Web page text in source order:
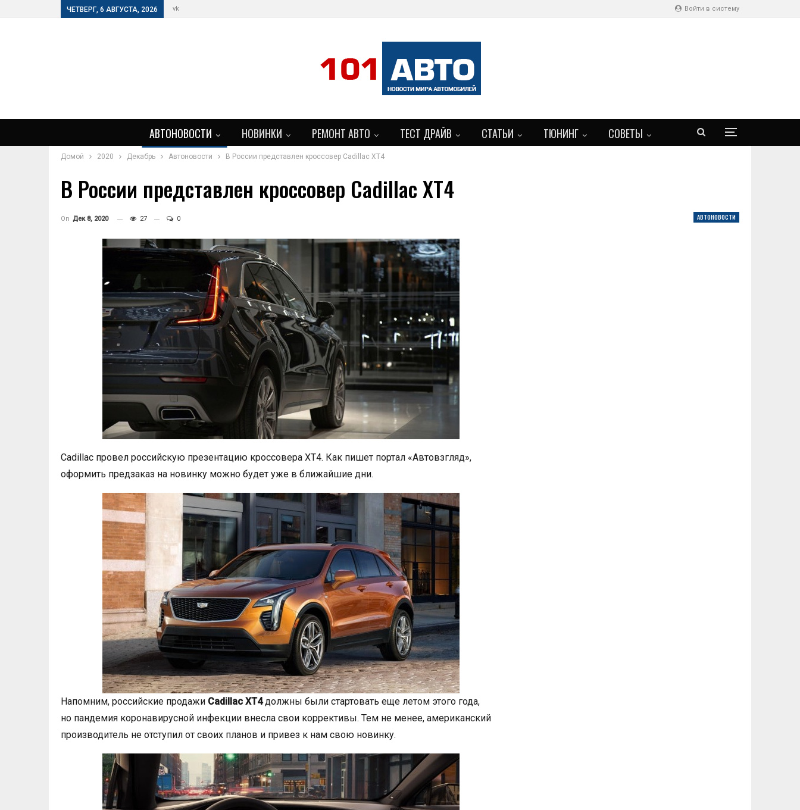
Войти в систему
ЧЕТВЕРГ, 6 АВГУСТА, 2026 vk
АВТОНОВОСТИ НОВИНКИ РЕМОНТ АВТО ТЕСТ ДРАЙВ СТАТЬИ ТЮНИНГ
СОВЕТЫ
БОЛЬШЕ
Домой 2020 Декабрь Автоновости В России представлен кроссовер Cadillac XT4
В России представлен кроссовер Cadillac XT4
АВТОНОВОСТИ
On Дек 8, 2020 27 0
Cadillac провел российскую презентацию кроссовера XT4. Как пишет портал «Автовзгляд»,
оформить предзаказ на новинку можно будет уже в ближайшие дни.
Напомним, российские продажи Cadillac ХТ4должны были стартовать еще летом этого года,
но пандемия коронавирусной инфекции внесла свои коррективы. Тем не менее, американский
производитель не отступил от своих планов и привез к нам свою новинку.